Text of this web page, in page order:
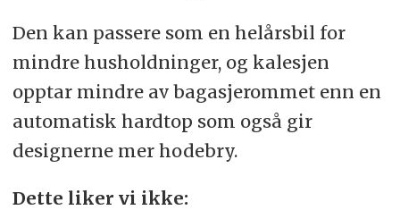
Den kan passere som en helårsbil for
mindre husholdninger, og kalesjen
opptar mindre av bagasjerommet enn en
automatisk hardtop som også gir
designerne mer hodebry.
Dette liker vi ikke: